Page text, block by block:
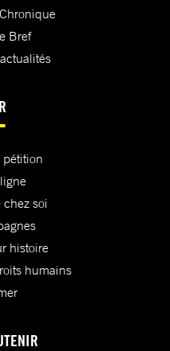
Bref
pétition
chez soi
histoire
humains